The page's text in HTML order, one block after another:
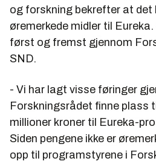
og forskning bekrefter at det
øremerkede midler til
først og fremst gjennom
SND.
- Vi har lagt visse føringer
Forskningsrådet finne plass
millioner kroner til Eureka-
Siden pengene ikke er
opp til programstyrene i